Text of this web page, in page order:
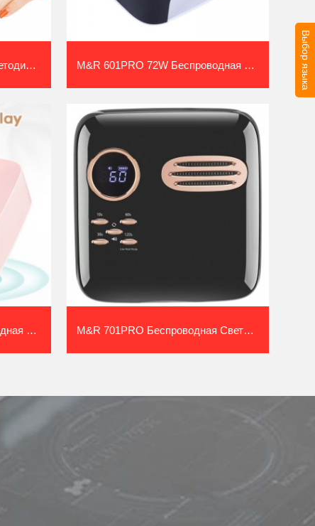
M&r 102a Беспроводная Светодиодна...
M&R 601PRO 72W Беспроводная Светодио...
M&R 601PRO 72W Беспроводная Светодио...
M&R 701PRO Беспроводная Светодиодн...
Выбор языка